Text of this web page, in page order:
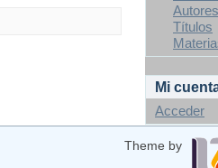
Autores
Títulos
Mi
Acceder
Theme by